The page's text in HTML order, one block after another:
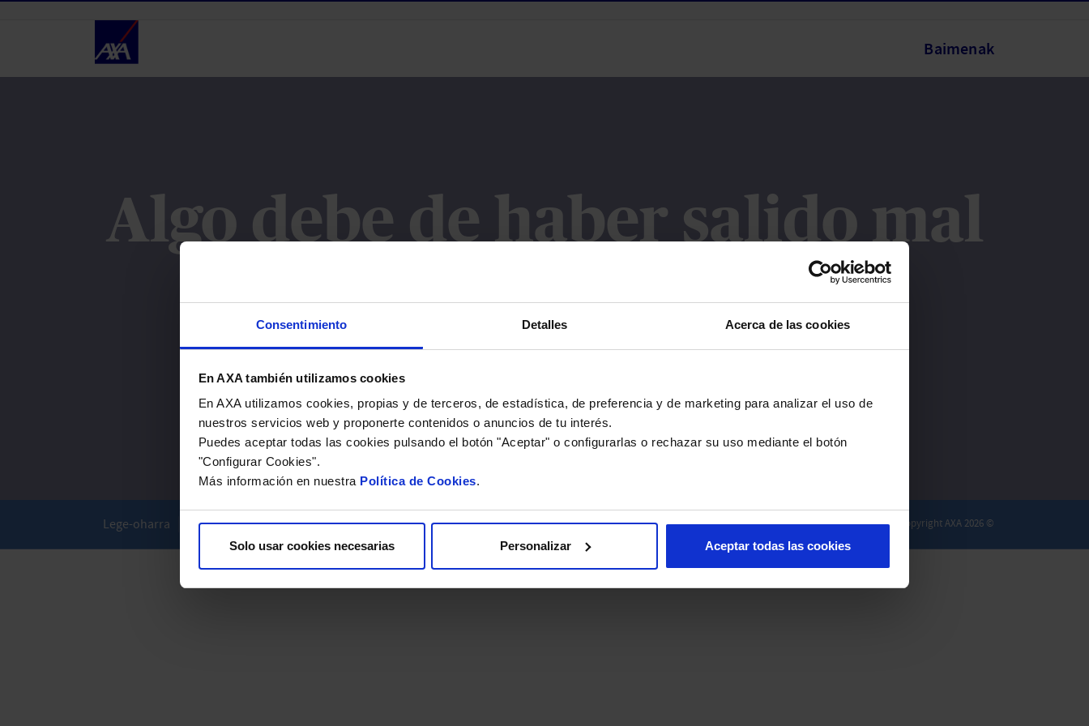
Consentimiento Detalles Acerca de las cookies
En AXA también utilizamos cookies
En AXA utilizamos cookies, propias y de terceros, de estadística, de preferencia y de marketing para analizar el uso de
nuestros servicios web y proponerte contenidos o anuncios de tu interés.
Puedes aceptar todas las cookies pulsando el botón "Aceptar" o configurarlas o rechazar su uso mediante el botón
"Configurar Cookies".
Más información en nuestra Política de Cookies.
Solo usar cookies necesarias Personalizar Aceptar todas las cookies
Baimenak
Algo debe de haber salido mal
Por favor, vuelve a intentarlo después de unos minutos.
Lege-oharra Cookie Politika Pribatutasun Politika Copyright AXA 2026 ©